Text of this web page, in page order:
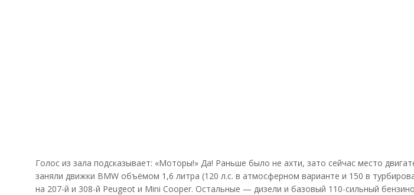
Голос из зала подсказывает: «Моторы!» Да! Раньше было не ахти, зато сейчас место
заняли движки BMW объёмом 1,6 литра (120 л.с. в атмосферном варианте и 150 в
на 207-й и 308-й Peugeot и Mini Cooper. Остальные — дизели и базовый 110-сильный